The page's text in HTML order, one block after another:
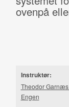
ovenpå
Instruktør:
Theodor
Engen